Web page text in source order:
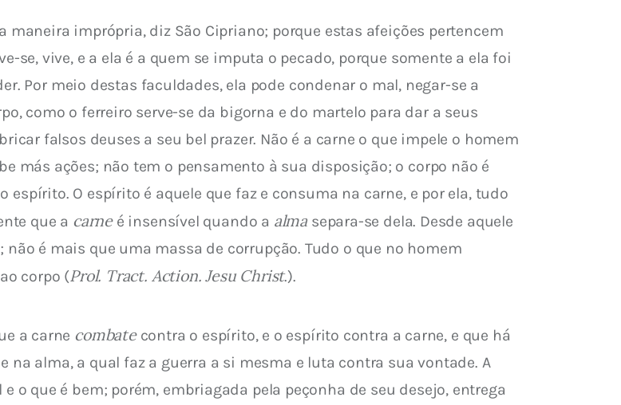
maneira imprópria, diz São Cipriano; porque estas afeições pertencem
se, vive, e a ela é a quem se imputa o pecado, porque somente a ela foi
Por meio destas faculdades, ela pode condenar o mal, negar-se a
como o ferreiro serve-se da bigorna e do martelo para dar a seus
falsos deuses a seu bel prazer. Não é a carne o que impele o homem
más ações; não tem o pensamento à sua disposição; o corpo não é
O espírito é aquele que faz e consuma na carne, e por ela, tudo
que a carne é insensível quando a alma separa-se dela. Desde aquele
é mais que uma massa de corrupção. Tudo o que no homem
corpo (Prol. Tract. Action. Jesu Christ.).
a carne combate contra o espírito, e o espírito contra a carne, e que há
na alma, a qual faz a guerra a si mesma e luta contra sua vontade. A
o que é bem; porém, embriagada pela peçonha de seu desejo, entrega